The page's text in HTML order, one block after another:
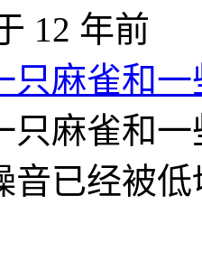
12 年前
只麻雀和一
只麻雀和
音已经被